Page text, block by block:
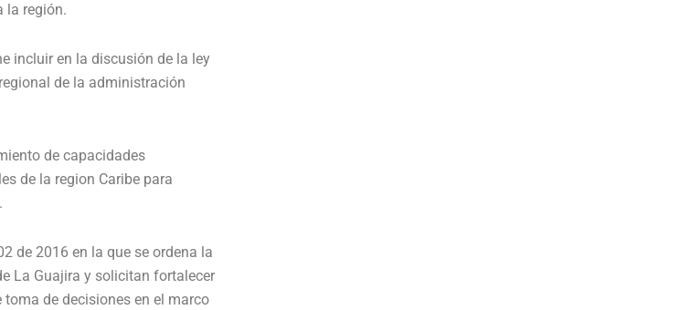
la región.
incluir en la discusión de la ley
de la administración
de capacidades
de la region Caribe para
de 2016 en la que se ordena la
La Guajira y solicitan fortalecer
de decisiones en el marco